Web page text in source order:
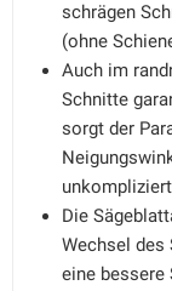
schrägen
(ohne
Auch im
Schnitte
sorgt der
Die
Wechsel
eine bessere